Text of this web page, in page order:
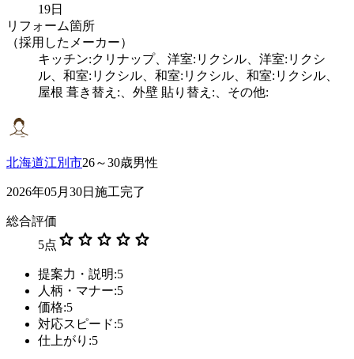
19日
リフォーム箇所
（採用したメーカー）
キッチン:クリナップ、洋室:リクシル、洋室:リクシ
ル、和室:リクシル、和室:リクシル、和室:リクシル、
屋根 葺き替え:、外壁 貼り替え:、その他:
北海道江別市26～30歳男性
2026年05月30日施工完了
総合評価
5点 star star star star star
提案力・説明:5
人柄・マナー:5
価格:5
対応スピード:5
仕上がり:5